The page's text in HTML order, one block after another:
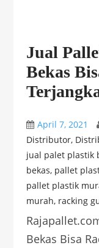
Jual
Bekas
April 7, 2021
Distributor,
jual palet plastik
bekas, pallet
pallet plastik
murah, racking
Bekas Bisa